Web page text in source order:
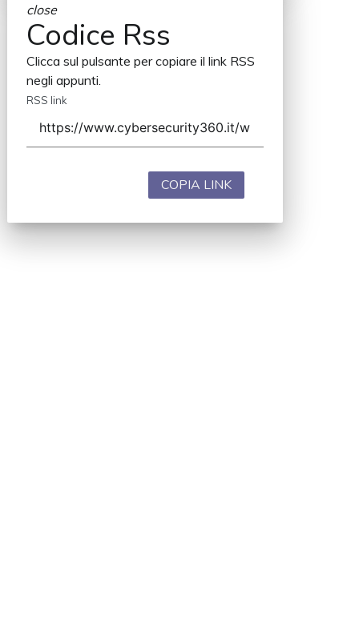
close
Codice Rss
Clicca sul pulsante per copiare il link RSS
negli appunti.
RSS link
COPIA LINK